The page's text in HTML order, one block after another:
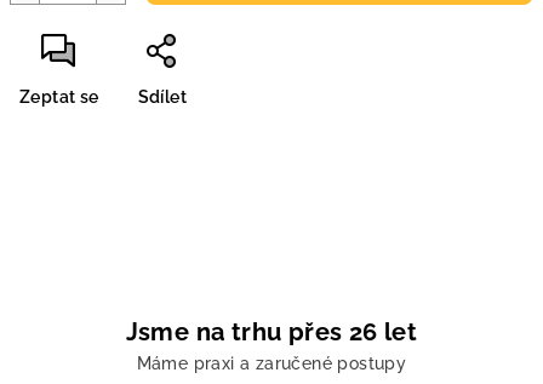
Zeptat se Sdílet
Jsme na trhu přes 26 let
Máme praxi a zaručené postupy